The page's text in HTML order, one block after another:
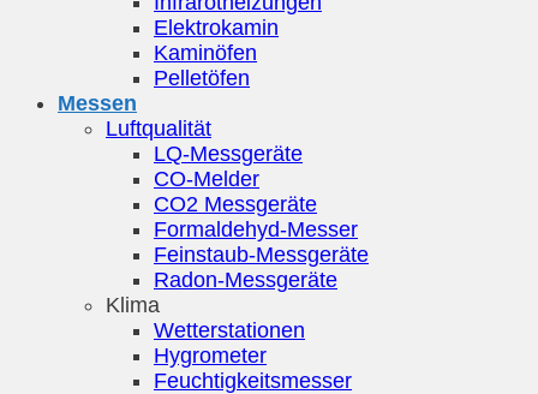
Elektrokamin
Kaminöfen
Pelletöfen
Messen
Luftqualität
LQ-Messgeräte
CO-Melder
CO2 Messgeräte
Formaldehyd-Messer
Feinstaub-Messgeräte
Radon-Messgeräte
Klima
Wetterstationen
Hygrometer
Feuchtigkeitsmesser